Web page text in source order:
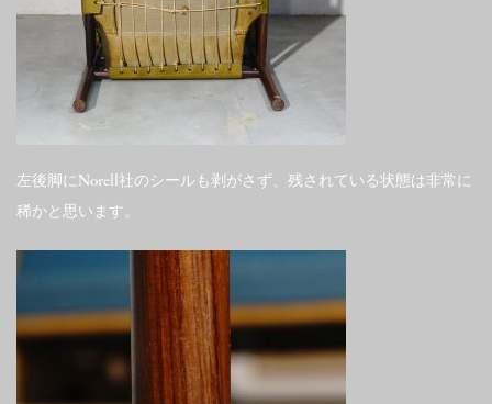
左後脚にNorell社のシールも剥がさず、残されている状態は非常に
稀かと思います。